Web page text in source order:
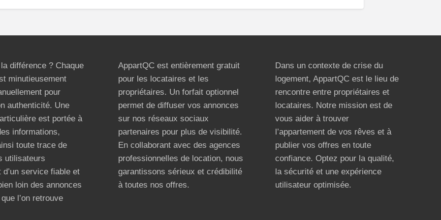
différence ? Chaque
minutieusement
pour
authenticité. Une
est portée à
informations,
toute trace de
utilisateurs
d’un service fiable et
loin des annonces
l’on retrouve
AppartQC est entièrement gratuit
pour les locataires et les
propriétaires. Un forfait optionnel
permet de diffuser vos annonces
sur nos réseaux sociaux
partenaires pour plus de visibilité.
En collaborant avec des agences
professionnelles de location, nous
garantissons sérieux et crédibilité
à toutes nos offres.
Dans un contexte de crise du
logement, AppartQC est le lieu de
rencontre entre propriétaires et
locataires. Notre mission est de
vous aider à trouver
l’appartement de vos rêves et à
publier vos offres en toute
confiance. Optez pour la qualité,
la sécurité et une expérience
utilisateur optimisée.